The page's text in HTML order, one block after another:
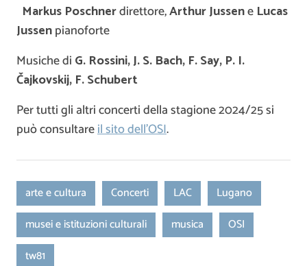
Markus Poschnerdirettore,Arthur Jussene Lucas
Jussenpianoforte
Musiche di G. Rossini, J. S. Bach, F. Say, P. I.
Čajkovskij, F. Schubert
Per tutti gli altri concerti della stagione 2024/25 si
può consultareil sito dell’OSI.
arte e cultura Concerti LAC
Lugano
musei e istituzioni culturali
musica
OSI
tw81